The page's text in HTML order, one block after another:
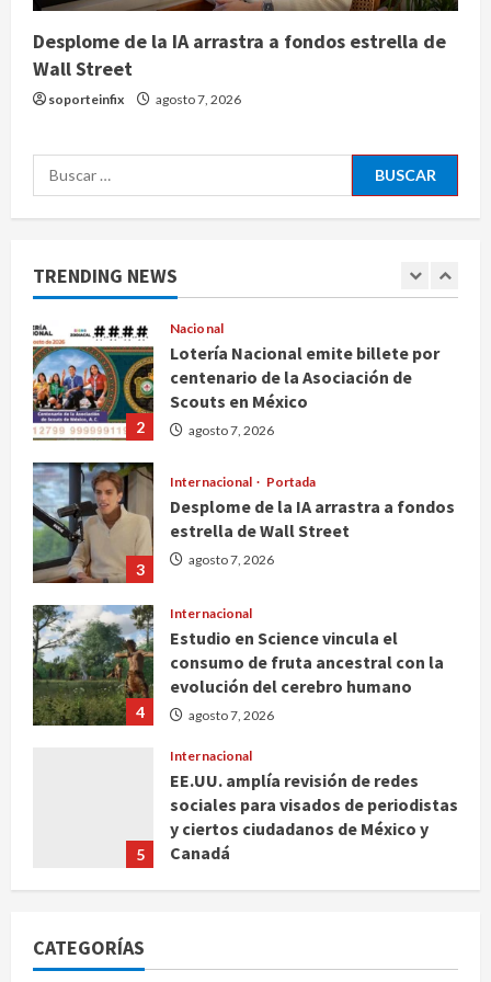
Desplome de la IA arrastra a fondos estrella de
Wall Street
soporteinfix agosto 7, 2026
Buscar:
TRENDING NEWS
Internacional
sociales para visados de periodistas
1
Nacional
Fallece Carlos Garfias Merlos,
2
Nacional
Lotería Nacional emite billete por
centenario de la Asociación de
Scouts en México
agosto 7, 2026
3
Internacional Portada
Desplome de la IA arrastra a fondos
estrella de Wall Street
agosto 7, 2026
4
Internacional
Estudio en Science vincula el
consumo de fruta ancestral con la
evolución del cerebro humano
agosto 7, 2026
5
Internacional
EE.UU. amplía revisión de redes
sociales para visados de periodistas
y ciertos ciudadanos de México y
Canadá
CATEGORÍAS